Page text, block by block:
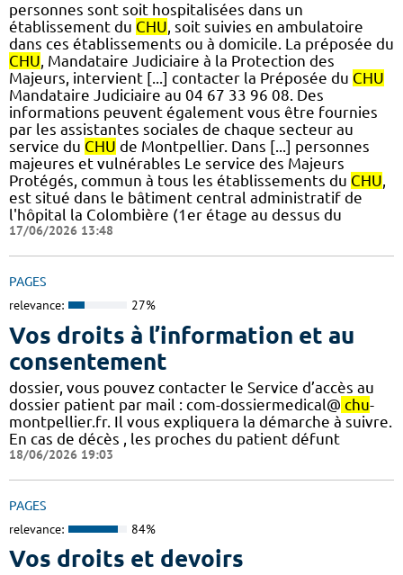
personnes sont soit hospitalisées dans un
établissement du CHU, soit suivies en ambulatoire
dans ces établissements ou à domicile. La préposée du
CHU, Mandataire Judiciaire à la Protection des
Majeurs, intervient [...] contacter la Préposée du CHU
Mandataire Judiciaire au 04 67 33 96 08. Des
informations peuvent également vous être fournies
par les assistantes sociales de chaque secteur au
service du CHU de Montpellier. Dans [...] personnes
majeures et vulnérables Le service des Majeurs
Protégés, commun à tous les établissements du CHU,
est situé dans le bâtiment central administratif de
l'hôpital la Colombière (1er étage au dessus du
17/06/2026 13:48
PAGES
relevance: 27%
Vos droits à l’information et au
consentement
dossier, vous pouvez contacter le Service d’accès au
dossier patient par mail : com-dossiermedical@ chu-
montpellier.fr. Il vous expliquera la démarche à suivre.
En cas de décès , les proches du patient défunt
18/06/2026 19:03
PAGES
relevance: 84%
Vos droits et devoirs